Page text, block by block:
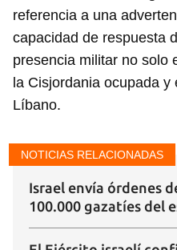
referencia a una
capacidad de respuesta
presencia militar no solo
la Cisjordania ocupada y
Líbano.
NOTICIAS RELACIONADAS
Israel envía órdenes
100.000 gazatíes del